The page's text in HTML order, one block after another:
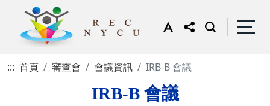
::: 首頁 審查會 會議資訊 IRB-B 會議
IRB-B 會議